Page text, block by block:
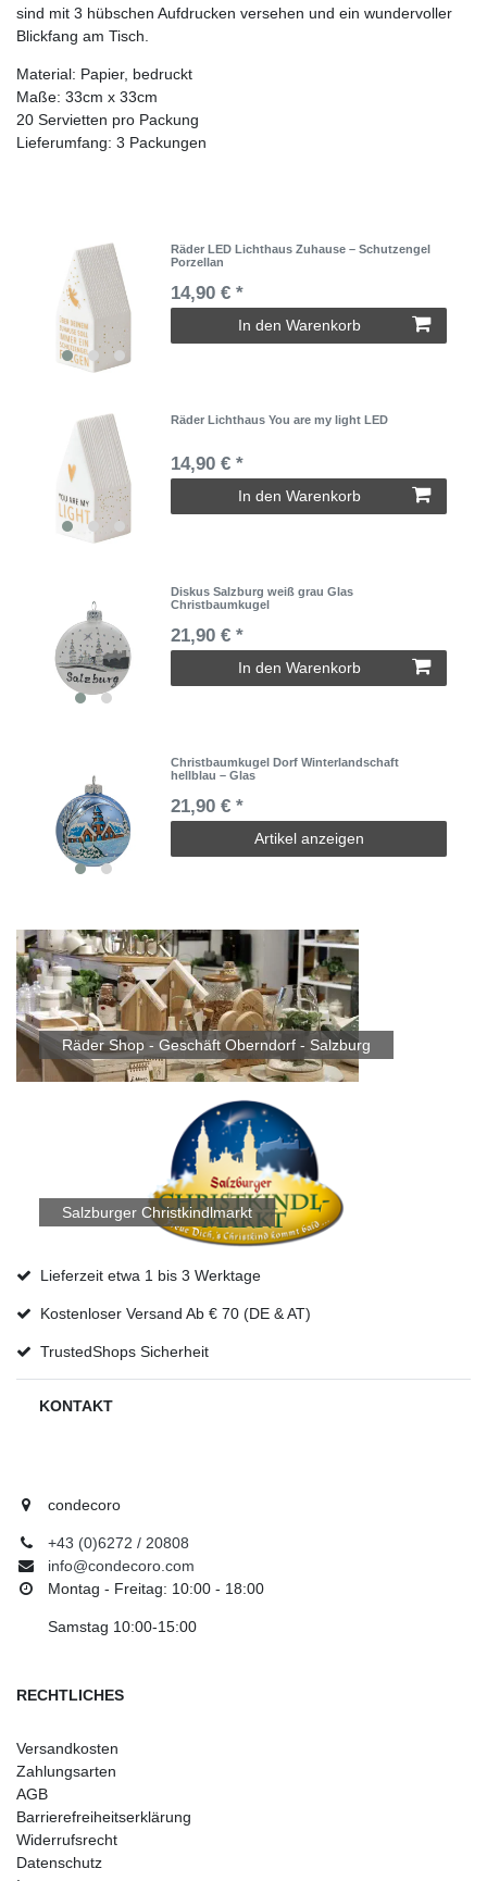
sind mit 3 hübschen Aufdrucken versehen und ein wundervoller
Blickfang am Tisch.
Material: Papier, bedruckt
Maße: 33cm x 33cm
20 Servietten pro Packung
Lieferumfang: 3 Packungen
Räder LED Lichthaus Zuhause – Schutzengel
Porzellan
14,90 € *
In den Warenkorb
Räder Lichthaus You are my light LED
14,90 € *
In den Warenkorb
Diskus Salzburg weiß grau Glas
Christbaumkugel
21,90 € *
In den Warenkorb
Christbaumkugel Dorf Winterlandschaft
hellblau – Glas
21,90 € *
Artikel anzeigen
Räder Shop - Geschäft Oberndorf - Salzburg
Salzburger Christkindlmarkt
Lieferzeit etwa 1 bis 3 Werktage
Kostenloser Versand Ab € 70 (DE & AT)
TrustedShops Sicherheit
KONTAKT
condecoro
+43 (0)6272 / 20808
info@condecoro.com
Montag - Freitag: 10:00 - 18:00
Samstag 10:00-15:00
RECHTLICHES
Versandkosten
Zahlungsarten
AGB
Barrierefreiheitserklärung
Widerrufsrecht
Datenschutz